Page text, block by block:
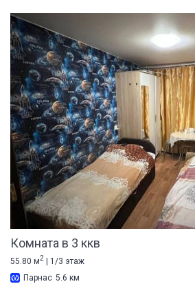
Комната в 3 ккв
55.80 м2
| 1/3 этаж
Парнас 5.6 км